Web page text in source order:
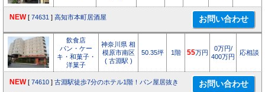
NEW [ 74631 ] 高知市本町居酒屋
飲食店
パン・ケー
キ・和菓子・
洋菓子
神奈川県 相
模原市南区
( 古淵駅 )
50.35坪 1階 55万円
0万円/
400万円
応相談
NEW [ 74610 ] 古淵駅徒歩7分のホテル1階！パン屋居抜き